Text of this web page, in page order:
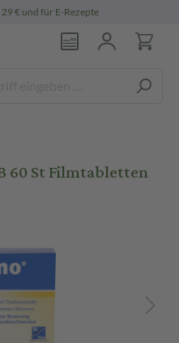
29 € und für E-Rezepte
60 St Filmtabletten